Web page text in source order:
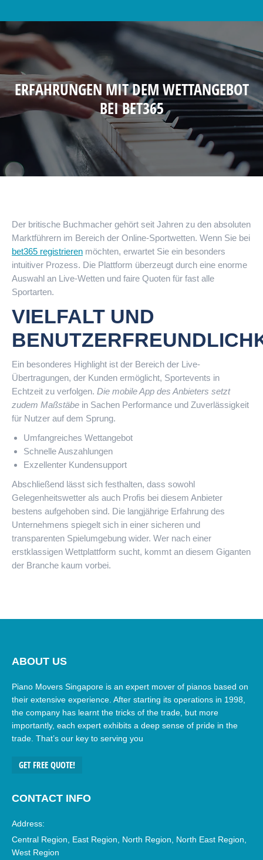
ERFAHRUNGEN MIT DEM WETTANGEBOT
BEI BET365
Der britische Buchmacher gehört seit Jahren zu den absoluten
Marktführern im Bereich der Online-Sportwetten. Wenn Sie bei
bet365 registrieren möchten, erwartet Sie ein besonders
intuitiver Prozess. Die Plattform überzeugt durch eine enorme
Auswahl an Live-Wetten und faire Quoten für fast alle
Sportarten.
VIELFALT UND
Ein besonderes Highlight ist der Bereich der Live-
Übertragungen, der Kunden ermöglicht, Sportevents in
Echtzeit zu verfolgen. Die mobile App des Anbieters setzt
zudem Maßstäbe in Sachen Performance und Zuverlässigkeit
für Nutzer auf dem Sprung.
Umfangreiches Wettangebot
Schnelle Auszahlungen
Exzellenter Kundensupport
Abschließend lässt sich festhalten, dass sowohl
Gelegenheitswetter als auch Profis bei diesem Anbieter
bestens aufgehoben sind. Die langjährige Erfahrung des
Unternehmens spiegelt sich in einer sicheren und
transparenten Spielumgebung wider. Wer nach einer
erstklassigen Wettplattform sucht, kommt an diesem Giganten
der Branche kaum vorbei.
ABOUT US
Piano Movers Singapore is an expert mover of pianos based on
their extensive experience. After starting its operations in 1998,
the company has learnt the tricks of the trade, but more
importantly, each expert exhibits a deep sense of pride in the
trade. That’s our key to serving you
GET FREE QUOTE!
CONTACT INFO
Address:
Central Region, East Region, North Region, North East Region,
West Region